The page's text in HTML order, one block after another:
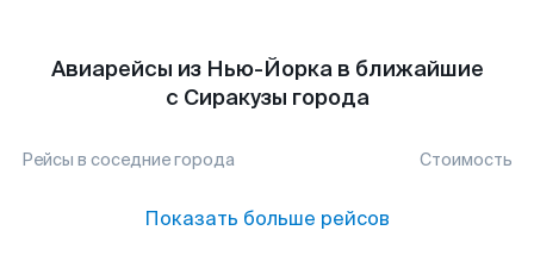
Авиарейсы из Нью-Йорка в ближайшие
с Сиракузы города
Рейсы в соседние города Стоимость
Показать больше рейсов